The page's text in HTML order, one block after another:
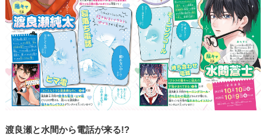
渡良瀬と水間から電話が来る!?